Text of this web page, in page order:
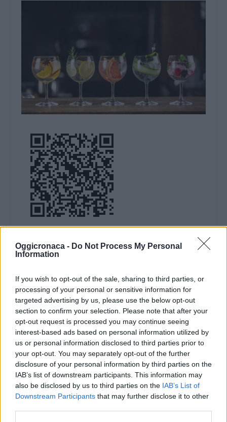
Oggicronaca - Do Not Process My Personal
Information
If you wish to opt-out of the sale, sharing to third parties, or
processing of your personal or sensitive information for
targeted advertising by us, please use the below opt-out
section to confirm your selection. Please note that after your
opt-out request is processed you may continue seeing
interest-based ads based on personal information utilized by
us or personal information disclosed to third parties prior to
your opt-out. You may separately opt-out of the further
disclosure of your personal information by third parties on the
IAB’s list of downstream participants. This information may
also be disclosed by us to third parties on the IAB’s List of
Downstream Participants that may further disclose it to other
WhatsApp
Telegram
Stampa
Correlati
Sabato a Diano
Castello c’è “Gin nel
Sabato a Diano
Castello un evento